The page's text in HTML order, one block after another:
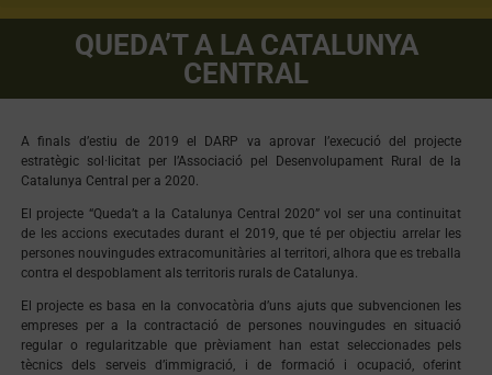
QUEDA’T A LA CATALUNYA
CENTRAL
A finals d’estiu de 2019 el DARP va aprovar l’execució del projecte
estratègic sol·licitat per l’Associació pel Desenvolupament Rural de la
Catalunya Central per a 2020.
El projecte “Queda’t a la Catalunya Central 2020” vol ser una continuitat
de les accions executades durant el 2019, que té per objectiu arrelar les
persones nouvingudes extracomunitàries al territori, alhora que es treballa
contra el despoblament als territoris rurals de Catalunya.
El projecte es basa en la convocatòria d’uns ajuts que subvencionen les
empreses per a la contractació de persones nouvingudes en situació
regular o regularitzable que prèviament han estat seleccionades pels
tècnics dels serveis d’immigració, i de formació i ocupació, oferint